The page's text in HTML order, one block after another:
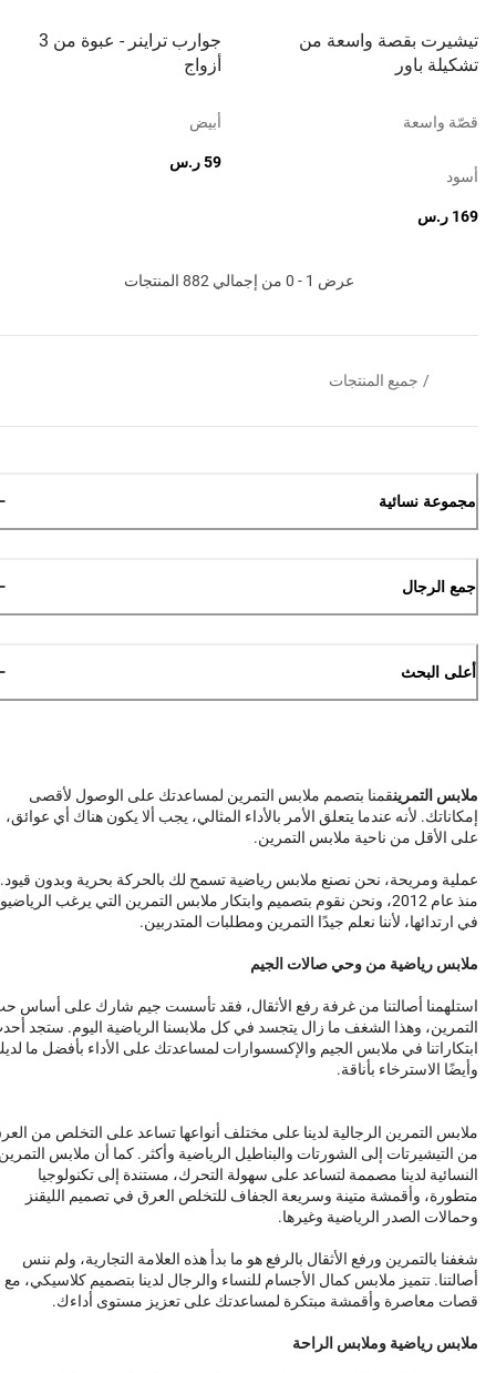
تيشيرت بقصة واسعة من
تشكيلة باور
قصّة واسعة
أسود
169 ر.س
جوارب تراينر - عبوة من 3
أزواج
أبيض
59 ر.س
عرض 1 - 0 من إجمالي 882 المنتجات
/ جميع المنتجات
مجموعة نسائية
جمع الرجال
أعلى البحث
ملابس التمرينقمنا بتصمم ملابس التمرين لمساعدتك على الوصول لأقصى
إمكاناتك. لأنه عندما يتعلق الأمر بالأداء المثالي، يجب ألا يكون هناك أي عوائق،
على الأقل من ناحية ملابس التمرين.
عملية ومريحة، نحن نصنع ملابس رياضية تسمح لك بالحركة بحرية وبدون قيود.
منذ عام 2012، ونحن نقوم بتصميم وابتكار ملابس التمرين التي يرغب
في ارتدائها، لأننا نعلم جيدًا التمرين ومطلبات المتدربين.
ملابس رياضية من وحي صالات الجيم
استلهمنا أصالتنا من غرفة رفع الأثقال، فقد تأسست جيم شارك على أساس
التمرين، وهذا الشغف ما زال يتجسد في كل ملابسنا الرياضية اليوم. ستجد
ابتكاراتنا في ملابس الجيم والإكسسوارات لمساعدتك على الأداء بأفضل ما
وأيضًا الاسترخاء بأناقة.
ملابس التمرين الرجالية لدينا على مختلف أنواعها تساعد على التخلص من
من التيشيرتات إلى الشورتات والبناطيل الرياضية وأكثر. كما أن ملابس
النسائية لدينا مصممة لتساعد على سهولة التحرك، مستندة إلى تكنولوجيا
متطورة، وأقمشة متينة وسريعة الجفاف للتخلص العرق في تصميم الليقنز
وحمالات الصدر الرياضية وغيرها.
شغفنا بالتمرين ورفع الأثقال بالرفع هو ما بدأ هذه العلامة التجارية، ولم ننس
أصالتنا. تتميز ملابس كمال الأجسام للنساء والرجال لدينا بتصميم كلاسيكي، مع
قصات معاصرة وأقمشة مبتكرة لمساعدتك على تعزيز مستوى أداءك.
ملابس رياضية وملابس الراحة